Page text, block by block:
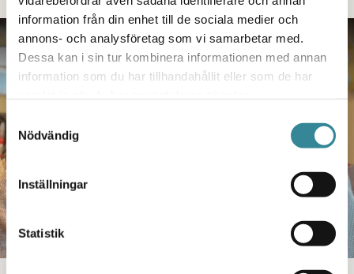
information från din enhet till de sociala medier och
annons- och analysföretag som vi samarbetar med.
Dessa kan i sin tur kombinera informationen med annan
information som du har tillhandahållit eller som de har
Samtyckesval
Nödvändig
Inställningar
Statistik
PODDEN